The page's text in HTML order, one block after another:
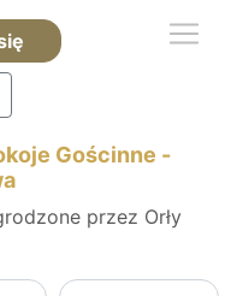
Gościnne -
przez Orły